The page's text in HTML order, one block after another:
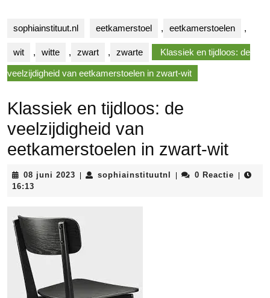
sophiainstituut.nl eetkamerstoel , eetkamerstoelen ,
wit , witte , zwart , zwarte Klassiek en tijdloos: de
veelzijdigheid van eetkamerstoelen in zwart-wit
Klassiek en tijdloos: de
veelzijdigheid van
eetkamerstoelen in zwart-wit
08 juni 2023 08
sophiainstituutnl sophiainstituutnl
0 Reactie
16:13